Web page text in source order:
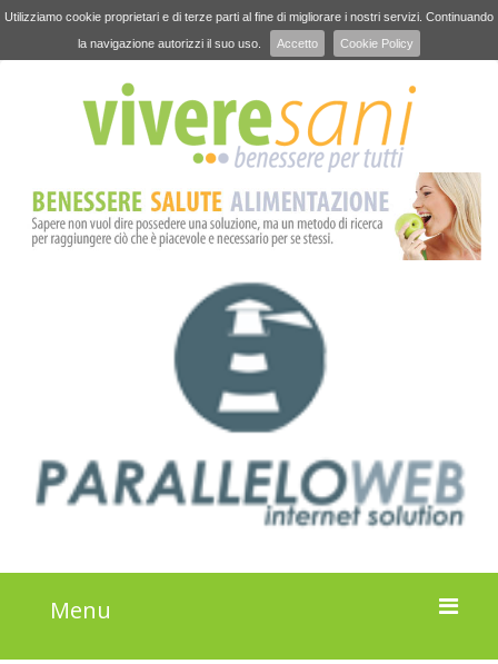
Utilizziamo cookie proprietari e di terze parti al fine di migliorare i nostri servizi. Continuando
la navigazione autorizzi il suo uso.
Accetto Cookie Policy
Menu